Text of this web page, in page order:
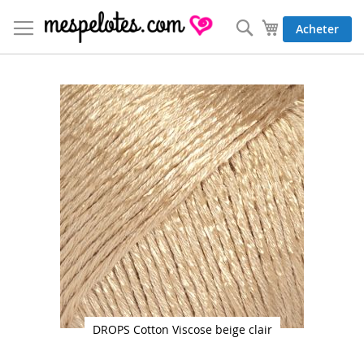
au
contenu
Mon panier
Acheter
Rechercher
DROPS Cotton Viscose beige clair